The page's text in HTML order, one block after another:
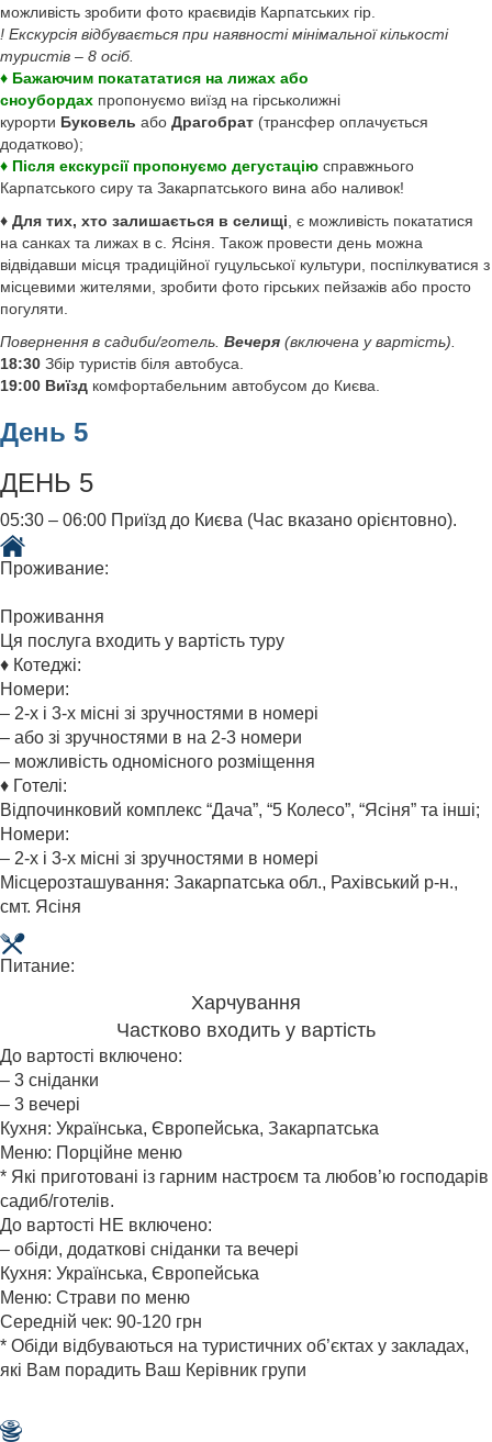
можливість зробити фото краєвидів Карпатських гір.
! Екскурсія відбувається при наявності мінімальної кількості
туристів – 8 осіб.
♦ Бажаючим покатататися на лижах або
сноубордах пропонуємо виїзд на гірськолижні
курорти Буковель або Драгобрат (трансфер оплачується
додатково);
♦ Після екскурсії пропонуємо дегустацію справжнього
Карпатського сиру та Закарпатського вина або наливок!
♦ Для тих, хто залишається в селищі , є можливість покататися
на санках та лижах в с. Ясіня. Також провести день можна
відвідавши місця традиційної гуцульської культури, поспілкуватися з
місцевими жителями, зробити фото гірських пейзажів або просто
погуляти.
Повернення в садиби/готель. Вечеря (включена у вартість).
18:30 Збір туристів біля автобуса.
19:00 Виїзд комфортабельним автобусом до Києва.
День 5
ДЕНЬ 5
05:30 – 06:00 Приїзд до Києва (Час вказано орієнтовно).
Проживание:
Проживання
Ця послуга входить у вартість туру
♦ Котеджі:
Номери:
– 2-х і 3-х місні зі зручностями в номері
– або зі зручностями в на 2-3 номери
– можливість одномісного розміщення
♦ Готелі:
Відпочинковий комплекс “Дача”, “5 Колесо”, “Ясіня” та інші;
Номери:
– 2-х і 3-х місні зі зручностями в номері
Місцерозташування: Закарпатська обл., Рахівський р-н.,
смт. Ясіня
Питание:
Харчування
Частково входить у вартість
До вартості включено:
– 3 сніданки
– 3 вечері
Кухня: Українська, Європейська, Закарпатська
Меню: Порційне меню
* Які приготовані із гарним настроєм та любов’ю господарів
садиб/готелів.
До вартості НЕ включено:
– обіди, додаткові сніданки та вечері
Кухня: Українська, Європейська
Меню: Страви по меню
Середній чек: 90-120 грн
* Обіди відбуваються на туристичних об’єктах у закладах,
які Вам порадить Ваш Керівник групи